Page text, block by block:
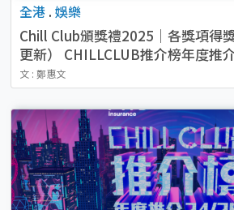
全港 . 娛樂
Chill Club頒獎禮2025｜各獎項得
更新） CHILLCLUB推介榜年度推
文 : 鄭惠文